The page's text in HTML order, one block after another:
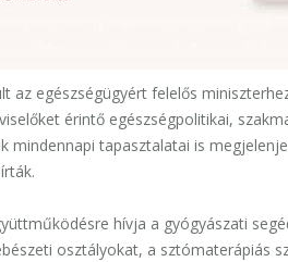
az egészségügyért felelős
érintő egészségpolitikai,
mindennapi tapasztalatai is
hívja a gyógyászati
osztályokat, a sztómaterápiás